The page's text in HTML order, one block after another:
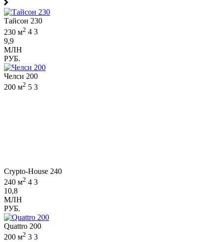
Тайсон 230
230 м2 4 3
9,9
МЛН
РУБ.
Челси 200
200 м2 5 3
Crypto-House 240
240 м2 4 3
10,8
МЛН
РУБ.
Quattro 200
200 м2 3 3